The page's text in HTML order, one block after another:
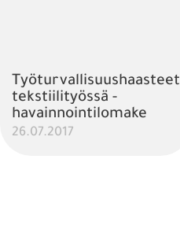
Työturvallisuushaasteet
tekstiilityössä -
havainnointilomake
26.07.2017